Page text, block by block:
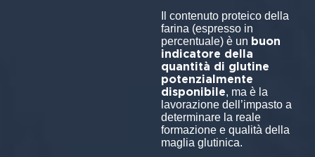
Il contenuto proteico della
farina (espresso in
percentuale) è un buon
indicatore della
quantità di glutine
potenzialmente
disponibile, ma è la
lavorazione dell’impasto a
determinare la reale
formazione e qualità della
maglia glutinica.